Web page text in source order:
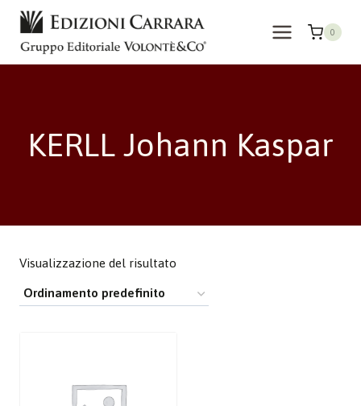
Salta
contenuto
0
KERLL Johann Kaspar
Visualizzazione del risultato